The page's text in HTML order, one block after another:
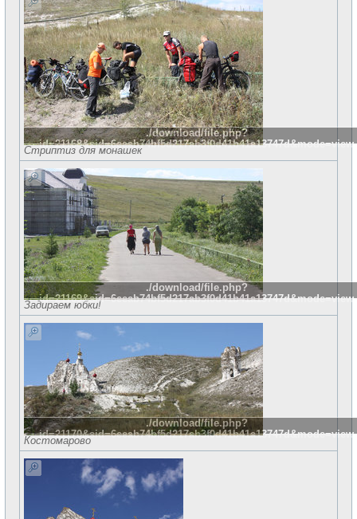
./download/file.php?
id=21168&sid=6eeab74bf5d217ab3f0d41b41a13747d&mode=view
Стриптиз для монашек
./download/file.php?
id=21169&sid=6eeab74bf5d217ab3f0d41b41a13747d&mode=view
Задираем юбки!
./download/file.php?
id=21170&sid=6eeab74bf5d217ab3f0d41b41a13747d&mode=view
Костомарово